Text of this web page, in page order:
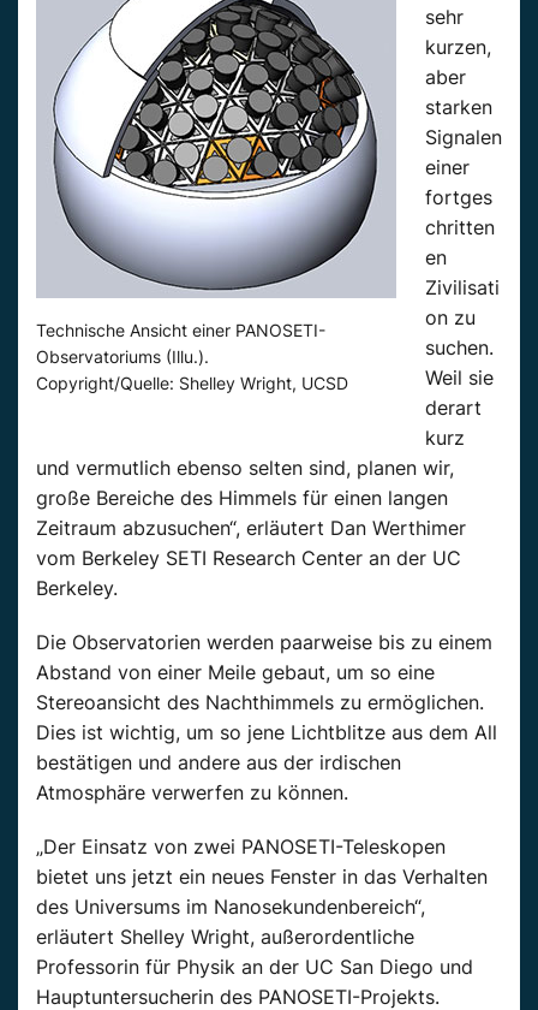
Technische Ansicht einer PANOSETI-
Observatoriums (Illu.).
Copyright/Quelle: Shelley Wright, UCSD
sehr
kurzen,
aber
starken
Signalen
einer
fortges
chritten
en
Zivilisati
on zu
suchen.
Weil sie
derart
kurz
und vermutlich ebenso selten sind, planen wir,
große Bereiche des Himmels für einen langen
Zeitraum abzusuchen“, erläutert Dan Werthimer
vom Berkeley SETI Research Center an der UC
Berkeley.
Die Observatorien werden paarweise bis zu einem
Abstand von einer Meile gebaut, um so eine
Stereoansicht des Nachthimmels zu ermöglichen.
Dies ist wichtig, um so jene Lichtblitze aus dem All
bestätigen und andere aus der irdischen
Atmosphäre verwerfen zu können.
„Der Einsatz von zwei PANOSETI-Teleskopen
bietet uns jetzt ein neues Fenster in das Verhalten
des Universums im Nanosekundenbereich“,
erläutert Shelley Wright, außerordentliche
Professorin für Physik an der UC San Diego und
Hauptuntersucherin des PANOSETI-Projekts.